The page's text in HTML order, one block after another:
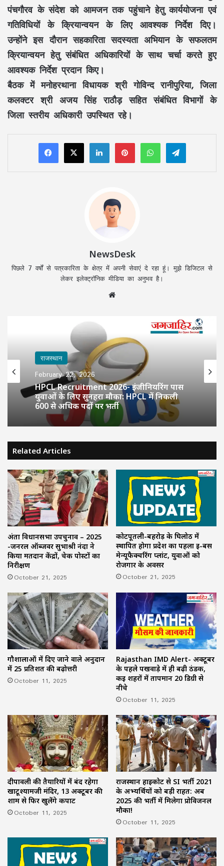
पंचगौरव के संदेश को आमजन तक पहुंचाने हेतु कार्ययोजना एवं
गतिविधियों के क्रियान्वयन के लिए आवश्यक निर्देश दिए।
उन्होंने इस दौरान सहकारिता सदस्यता अभियान के सफलतम
क्रियान्वयन हेतु संबंधित अधिकारियों के साथ चर्चा करते हुए
आवश्यक निर्देश प्रदान किए।
बैठक में मनोहरथाना विधायक श्री गोविन्द रानीपुरिया, जिला
कलक्टर श्री अजय सिंह राठौड़ सहित संबंधित विभागों के
जिला स्तरीय अधिकारी उपस्थित रहे।
LinkedInPinterestWhatsAppTelegram
NewsDesk
पिछले 7 वर्षों से पत्रकारिता के क्षेत्र में अपनी सेवाएं दे रहा हूं। मुझे डिजिटल से
लेकर इलेक्ट्रॉनिक मीडिया का अनुभव है।
राजस्थान
February 22, 2026
HPCL Recruitment 2026- इंजीनियरिंग पास
युवाओं के लिए सुनहरा मौका: HPCL में निकली
600 से अधिक पदों पर भर्ती
राजस्थान
October 22, 2025
कोटा में कफ सिरप पीने से महिला की संदिग्ध मौत,
जांच शुरू
Related Articles
अंता विधानसभा उपचुनाव – 2025
-जनरल ऑब्जर्वर सुभाश्री नंदा ने
किया मतदान केंद्रों, चेक पोस्टों का
निरीक्षण
October 21, 2025
कोटपूतली-बहरोड़ के घिलोठ में
स्थापित होगा प्रदेश का पहला ई-बस
मेन्यूफैक्चरिंग प्लांट, युवाओं को
रोजगार के अवसर
October 21, 2025
गौशालाओं में दिए जाने वाले अनुदान
में 25 प्रतिशत की बढ़ोत्तरी
October 11, 2025
Rajasthan IMD Alert- अक्टूबर
के पहले पखवाड़े में ही बढ़ी ठंडक,
कई शहरों में तापमान 20 डिग्री से
नीचे
October 11, 2025
दीपावली की तैयारियों में बंद रहेगा
खाटूश्यामजी मंदिर, 13 अक्टूबर की
शाम से फिर खुलेंगे कपाट
October 11, 2025
राजस्थान हाईकोर्ट से SI भर्ती 2021
के अभ्यर्थियों को बड़ी राहत: अब
2025 की भर्ती में मिलेगा प्रोविजनल
मौका!
October 11, 2025